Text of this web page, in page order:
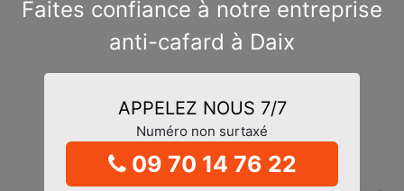
Faites confiance à notre entreprise
anti-cafard à Daix
APPELEZ NOUS 7/7
Numéro non surtaxé
09 70 14 76 22